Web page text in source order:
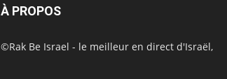
À PROPOS
©Rak Be Israel - le meilleur en direct d'Israël,